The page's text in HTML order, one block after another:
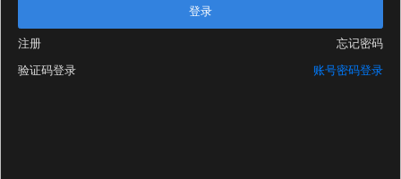
登录
注册
忘记密码
验证码登录
账号密码登录